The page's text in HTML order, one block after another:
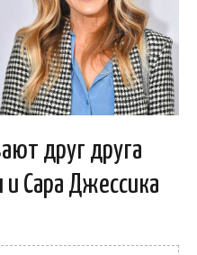
друг друга
Сара Джессика